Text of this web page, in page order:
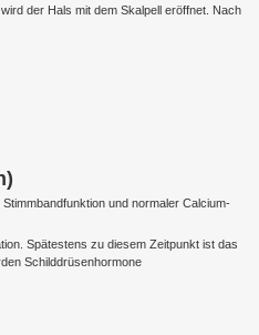
der Hals mit dem Skalpell eröffnet. Nach
und normaler Calcium-
Spätestens zu diesem Zeitpunkt ist das
Schilddrüsenhormone